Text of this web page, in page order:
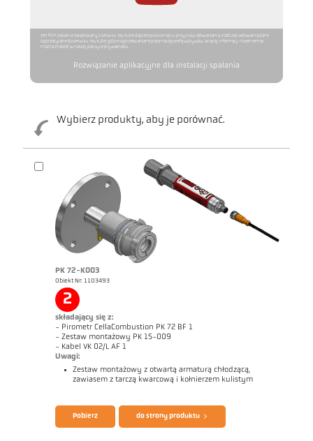
Ten film zostanie załadowany z serwisu YouTube dopiero po kliknięciu przycisku odtwarzania. Podczas ładowania dane
są przesyłane do serwisu YouTube, gdzie są przetwarzane poza naszą strefą wpływów. Więcej informacji na ten temat
można znaleźć w naszej polityce prywatności.
Rozwiązanie aplikacyjne dla instalacji spalania
Wybierz produkty, aby je porównać.
PK 72-K003
Obiekt Nr: 1103493
2
składający się z:
- Pirometr CellaCombustion PK 72 BF 1
- Zestaw montażowy PK 15-009
- Kabel VK 02/L AF 1
Uwagi:
Zestaw montażowy z otwartą armaturą chłodzącą,
zawiasem z tarczą kwarcową i kołnierzem kulistym
Broszura CellaTemp PK PKF PKL
Pobierz do strony produktu